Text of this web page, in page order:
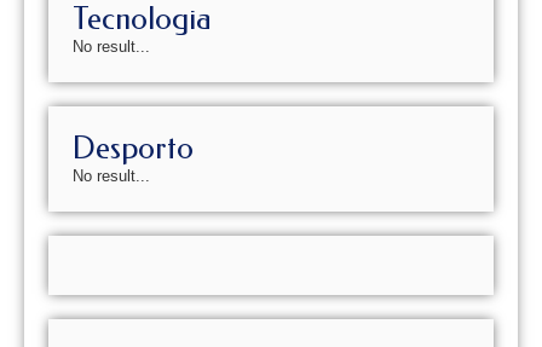
Tecnologia
No result...
Desporto
No result...